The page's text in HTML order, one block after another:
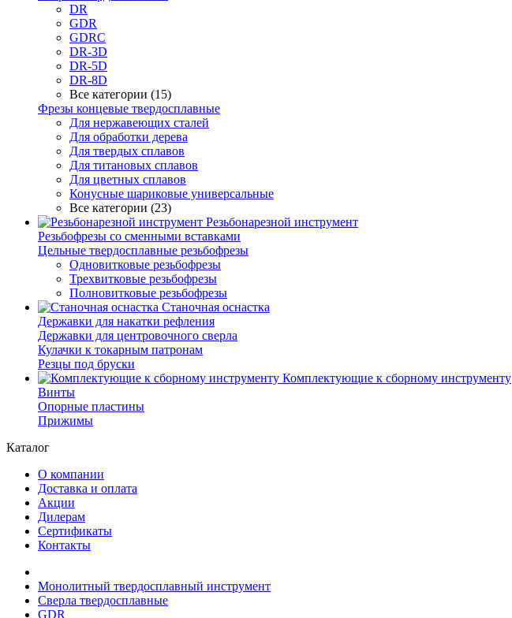
DR
GDR
GDRC
DR-3D
DR-5D
DR-8D
Все категории (15)
Фрезы концевые твердосплавные
Для нержавеющих сталей
Для обработки дерева
Для твердых сплавов
Для титановых сплавов
Для цветных сплавов
Конусные шариковые универсальные
Все категории (23)
Резьбонарезной инструмент
Резьбофрезы со сменными вставками
Цельные твердосплавные резьбофрезы
Одновитковые резьбофрезы
Трехвитковые резьбофрезы
Полновитковые резьбофрезы
Станочная оснастка
Державки для накатки рефления
Державки для центровочного сверла
Кулачки к токарным патронам
Резцы под бруски
Комплектующие к сборному инструменту
Винты
Опорные пластины
Прижимы
Каталог
О компании
Доставка и оплата
Акции
Дилерам
Сертификаты
Контакты
Монолитный твердосплавный инструмент
Сверла твердосплавные
GDR